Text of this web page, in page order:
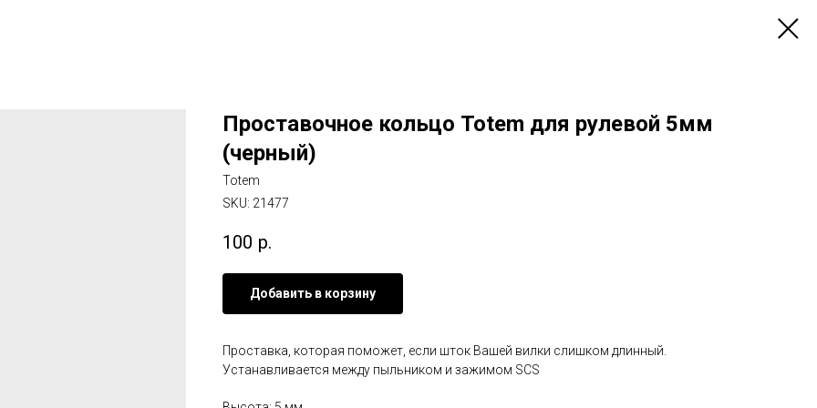
Проставочное кольцо Totem для рулевой 5мм
(черный)
Totem
SKU: 21477
100 р.
Добавить в корзину
Проставка, которая поможет, если шток Вашей вилки слишком длинный.
Устанавливается между пыльником и зажимом SCS